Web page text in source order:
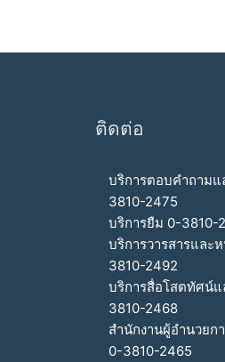
ติดต่อ
บริการตอบคำถาม
3810-2475
บริการยืม 0-3810-
บริการวารสารและ
3810-2492
บริการสื่อโสตทัศน์แ
3810-2468
สำนักงานผู้อำนวยก
0-3810-2465